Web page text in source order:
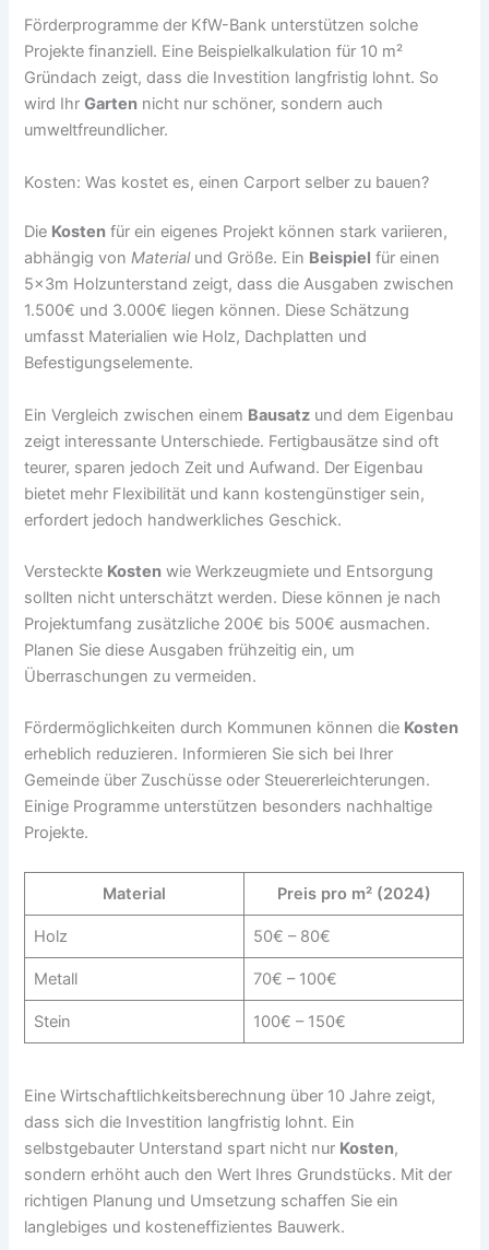
Förderprogramme der KfW-Bank unterstützen solche
Projekte finanziell. Eine Beispielkalkulation für 10 m²
Gründach zeigt, dass die Investition langfristig lohnt. So
wird IhrGarten nicht nur schöner, sondern auch
umweltfreundlicher.
Kosten: Was kostet es, einen Carport selber zu bauen?
Die Kosten für ein eigenes Projekt können stark variieren,
abhängig vonMaterialund Größe. Ein Beispiel für einen
5x3m Holzunterstand zeigt, dass die Ausgaben zwischen
1.500€ und 3.000€ liegen können. Diese Schätzung
umfasst Materialien wie Holz, Dachplatten und
Befestigungselemente.
Ein Vergleich zwischen einem Bausatz und dem Eigenbau
zeigt interessante Unterschiede. Fertigbausätze sind oft
teurer, sparen jedoch Zeit und Aufwand. Der Eigenbau
bietet mehr Flexibilität und kann kostengünstiger sein,
erfordert jedoch handwerkliches Geschick.
Versteckte Kosten wie Werkzeugmiete und Entsorgung
sollten nicht unterschätzt werden. Diese können je nach
Projektumfang zusätzliche 200€ bis 500€ ausmachen.
Planen Sie diese Ausgaben frühzeitig ein, um
Überraschungen zu vermeiden.
Fördermöglichkeiten durch Kommunen können die Kosten
erheblich reduzieren. Informieren Sie sich bei Ihrer
Gemeinde über Zuschüsse oder Steuererleichterungen.
Einige Programme unterstützen besonders nachhaltige
Projekte.
Material Preis pro m² (2024)
Holz 50€ – 80€
Metall 70€ – 100€
Stein 100€ – 150€
Eine Wirtschaftlichkeitsberechnung über 10 Jahre zeigt,
dass sich die Investition langfristig lohnt. Ein
selbstgebauter Unterstand spart nicht nur Kosten,
sondern erhöht auch den Wert Ihres Grundstücks. Mit der
richtigen Planung und Umsetzung schaffen Sie ein
langlebiges und kosteneffizientes Bauwerk.